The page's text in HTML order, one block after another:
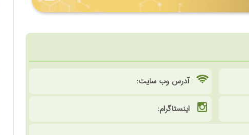
آدرس وب سایت:
اینستاگرام: